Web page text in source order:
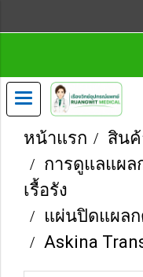
หน้าแรก
สิน
การดูแลแผล
เรื้อรัง
แผ่นปิดแผล
Askina